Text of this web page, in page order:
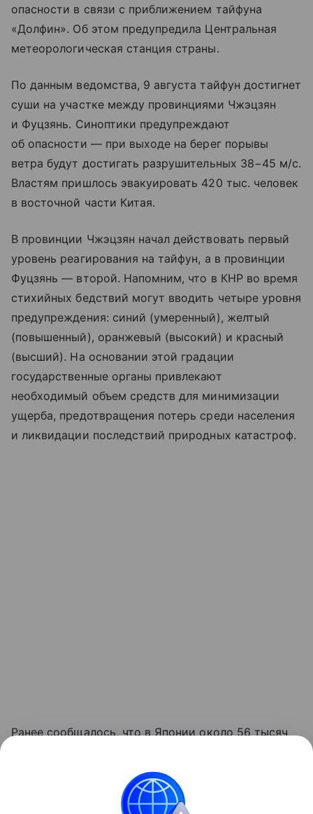
опасности в связи с приближением тайфуна
«Долфин». Об этом предупредила Центральная
метеорологическая станция страны.
По данным ведомства, 9 августа тайфун достигнет
суши на участке между провинциями Чжэцзян
и Фуцзянь. Синоптики предупреждают
об опасности — при выходе на берег порывы
ветра будут достигать разрушительных 38−45 м/с.
Властям пришлось эвакуировать 420 тыс. человек
в восточной части Китая.
В провинции Чжэцзян начал действовать первый
уровень реагирования на тайфун, а в провинции
Фуцзянь — второй. Напомним, что в КНР во время
стихийных бедствий могут вводить четыре уровня
предупреждения: синий (умеренный), желтый
(повышенный), оранжевый (высокий) и красный
(высший). На основании этой градации
государственные органы привлекают
необходимый объем средств для минимизации
ущерба, предотвращения потерь среди населения
и ликвидации последствий природных катастроф.
Ранее сообщалось, что в Японии около 56 тысяч
Достоверные новости всегда под рукой —